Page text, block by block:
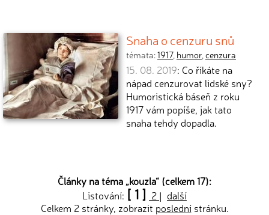
Snaha o cenzuru snů
témata:1917, humor,cenzura
15. 08. 2019: Co říkáte na
nápad cenzurovat lidské sny?
Humoristická báseň z roku
1917 vám popíše, jak tato
snaha tehdy dopadla.
Články na téma „kouzla“ (celkem 17):
Listování: [ 1 ] 2 | další
Celkem 2 stránky, zobrazit poslednístránku.